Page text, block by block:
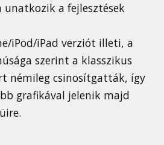
unatkozik a fejlesztések
iPod/iPad verziót illeti, a
szerint a klasszikus
némileg csinosítgatták, így
grafikával jelenik majd